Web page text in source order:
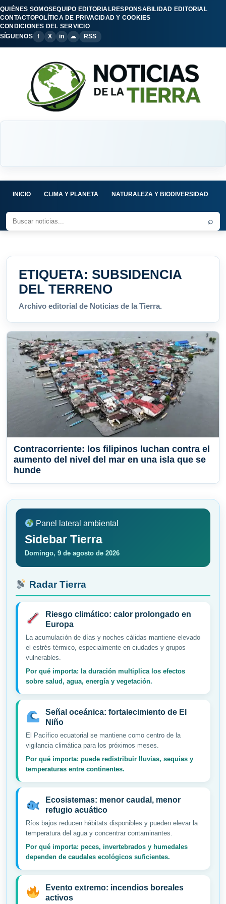
QUIÉNES SOMOSEQUIPO EDITORIALRESPONSABILIDAD EDITORIAL
CONTACTOPOLÍTICA DE PRIVACIDAD Y COOKIES
CONDICIONES DEL SERVICIO
SÍGUENOS
f X in ☁ RSS
INICIO CLIMA Y PLANETA NATURALEZA Y BIODIVERSIDAD
⌕
ETIQUETA: SUBSIDENCIA
DEL TERRENO
Archivo editorial de Noticias de la Tierra.
Contracorriente: los filipinos luchan contra el
aumento del nivel del mar en una isla que se
hunde
Panel lateral ambiental
Sidebar Tierra
Domingo, 9 de agosto de 2026
Radar Tierra
Riesgo climático: calor prolongado en
Europa
La acumulación de días y noches cálidas mantiene elevado
el estrés térmico, especialmente en ciudades y grupos
vulnerables.
Por qué importa: la duración multiplica los efectos
sobre salud, agua, energía y vegetación.
Señal oceánica: fortalecimiento de El
Niño
El Pacífico ecuatorial se mantiene como centro de la
vigilancia climática para los próximos meses.
Por qué importa: puede redistribuir lluvias, sequías y
temperaturas entre continentes.
Ecosistemas: menor caudal, menor
refugio acuático
Ríos bajos reducen hábitats disponibles y pueden elevar la
temperatura del agua y concentrar contaminantes.
Por qué importa: peces, invertebrados y humedales
dependen de caudales ecológicos suficientes.
Evento extremo: incendios boreales
activos